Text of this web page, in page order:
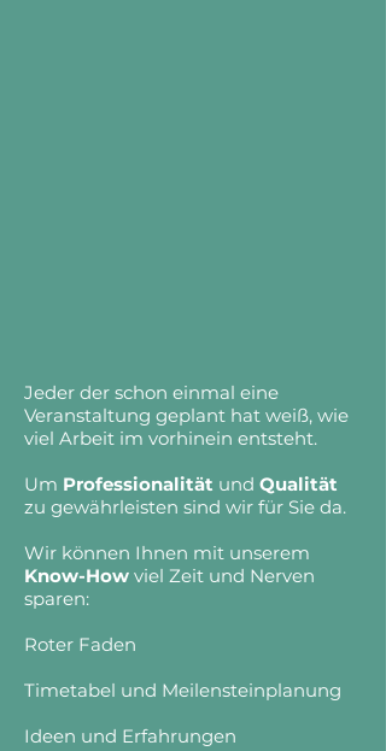
Jeder der schon einmal eine
Veranstaltung geplant hat weiß, wie
viel Arbeit im vorhinein entsteht.
Um Professionalität und Qualität
zu gewährleisten sind wir für Sie da.
Wir können Ihnen mit unserem
Know-How viel Zeit und Nerven
sparen:
Roter Faden
Timetabel und Meilensteinplanung
Ideen und Erfahrungen